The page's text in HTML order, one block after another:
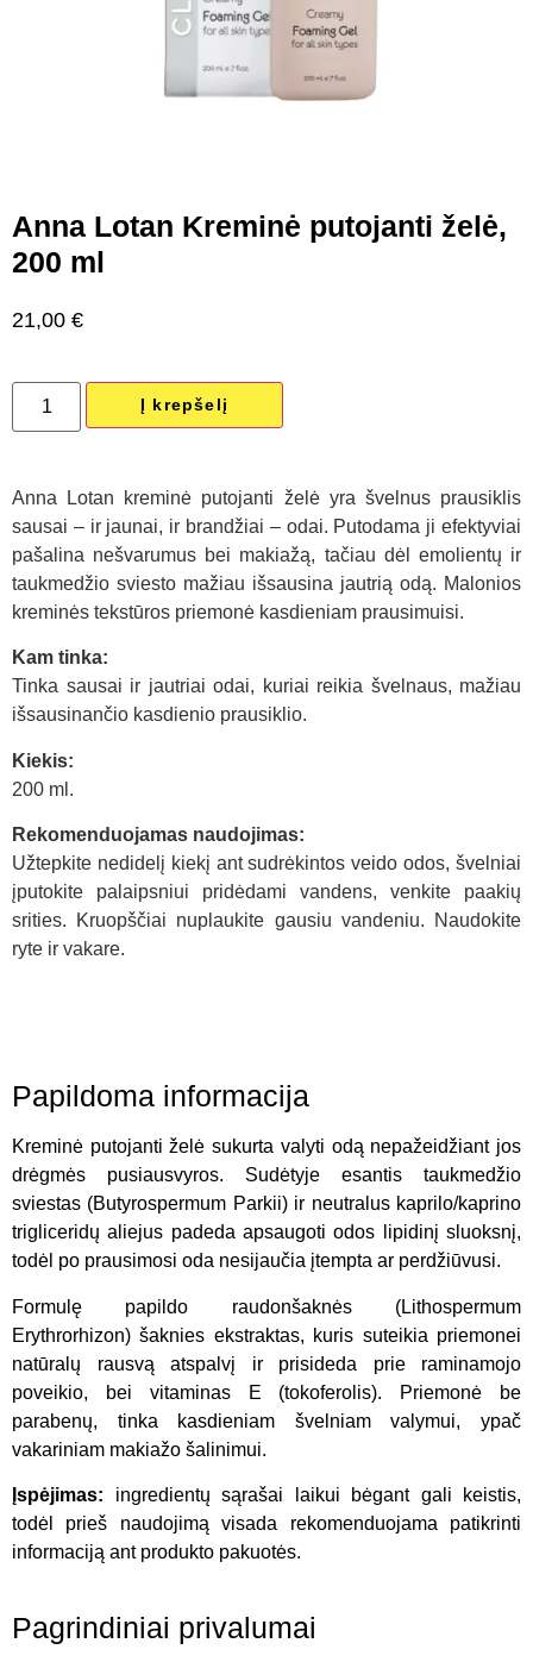
Anna Lotan Kreminė putojanti želė,
200 ml
21,00 €
Į krepšelį
Anna Lotan kreminė putojanti želė yra švelnus prausiklis
sausai – ir jaunai, ir brandžiai – odai. Putodama ji efektyviai
pašalina nešvarumus bei makiažą, tačiau dėl emolientų ir
taukmedžio sviesto mažiau išsausina jautrią odą. Malonios
kreminės tekstūros priemonė kasdieniam prausimuisi.
Kam tinka:
Tinka sausai ir jautriai odai, kuriai reikia švelnaus, mažiau
išsausinančio kasdienio prausiklio.
Kiekis:
200 ml.
Rekomenduojamas naudojimas:
Užtepkite nedidelį kiekį ant sudrėkintos veido odos, švelniai
įputokite palaipsniui pridėdami vandens, venkite paakių
srities. Kruopščiai nuplaukite gausiu vandeniu. Naudokite
ryte ir vakare.
Papildoma informacija
Kreminė putojanti želė sukurta valyti odą nepažeidžiant jos
drėgmės pusiausvyros. Sudėtyje esantis taukmedžio
sviestas (Butyrospermum Parkii) ir neutralus kaprilo/kaprino
trigliceridų aliejus padeda apsaugoti odos lipidinį sluoksnį,
todėl po prausimosi oda nesijaučia įtempta ar perdžiūvusi.
Formulę papildo raudonšaknės (Lithospermum
Erythrorhizon) šaknies ekstraktas, kuris suteikia priemonei
natūralų rausvą atspalvį ir prisideda prie raminamojo
poveikio, bei vitaminas E (tokoferolis). Priemonė be
parabenų, tinka kasdieniam švelniam valymui, ypač
vakariniam makiažo šalinimui.
Įspėjimas: ingredientų sąrašai laikui bėgant gali keistis,
todėl prieš naudojimą visada rekomenduojama patikrinti
informaciją ant produkto pakuotės.
Pagrindiniai privalumai